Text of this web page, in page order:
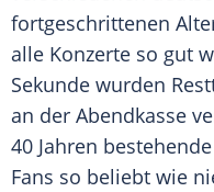
fortgeschrittenen
alle Konzerte so gut
Sekunde wurden
an der Abendkasse
40 Jahren
Fans so beliebt wie